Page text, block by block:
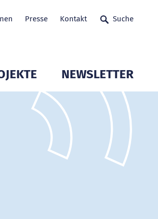
Presse Kontakt Suche
Mitglieder öffnen
NEWSLETTER
Untermenü Mitglieder